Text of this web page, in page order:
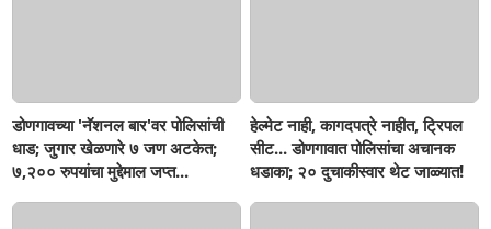
डोणगावच्या 'नॅशनल बार'वर पोलिसांची
धाड; जुगार खेळणारे ७ जण अटकेत;
७,२०० रुपयांचा मुद्देमाल जप्त...
हेल्मेट नाही, कागदपत्रे नाहीत, ट्रिपल
सीट... डोणगावात पोलिसांचा अचानक
धडाका; २० दुचाकीस्वार थेट जाळ्यात!